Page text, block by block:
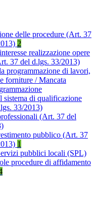
delle procedure (Art. 37
2
realizzazione opere
37 del d.lgs. 33/2013)
programmazione di lavori,
forniture / Mancata
sistema di qualificazione
33/2013)
(Art. 37 del
pubblico (Art. 37
1
pubblici locali (SPL)
procedure di affidamento